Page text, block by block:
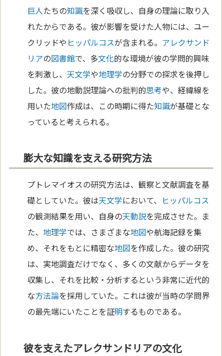
巨人 たちの知識を深く吸収し、自身の理論に取り入
れたからである。彼が影響を受けた人物には、ユー
クリッドや ヒッパルコスが含まれる。 アレクサンド
リアの図書館で、多文化的な環境が彼の学問的興味
を刺激し、天文学や地理学の分野での探求を後押し
した。彼の地動説理論への批判的思考や、経緯線を
用いた地図作成は、この時期に得た知識が基礎とな
っていると考えられる。
膨大な知識を支える研究方法
プトレマイオスの研究方法は、観察と文献調査を基
礎としていた。彼は天文学において、 ヒッパルコス
の観測結果を用い、自身の天動説を完成させた。ま
た、地理学では、さまざまな地図や航海記録を集
め、それをもとに精密な地図を作成した。彼の研究
は、実地調査だけでなく、多くの文献からデータを
収集し、それを比較・分析するという非常に近代的
な方法論を採用していた。これは彼が当時の学問界
の最先端にいたことを証明するものである。
彼を支えたアレクサンドリアの文化